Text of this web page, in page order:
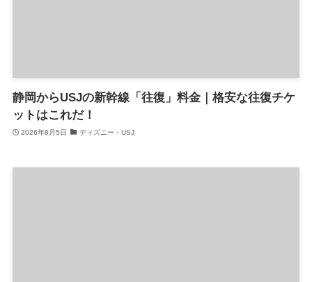
静岡からUSJの新幹線「往復」料金｜格安な往復チケ
ットはこれだ！
2026年8月5日 ディズニー・USJ